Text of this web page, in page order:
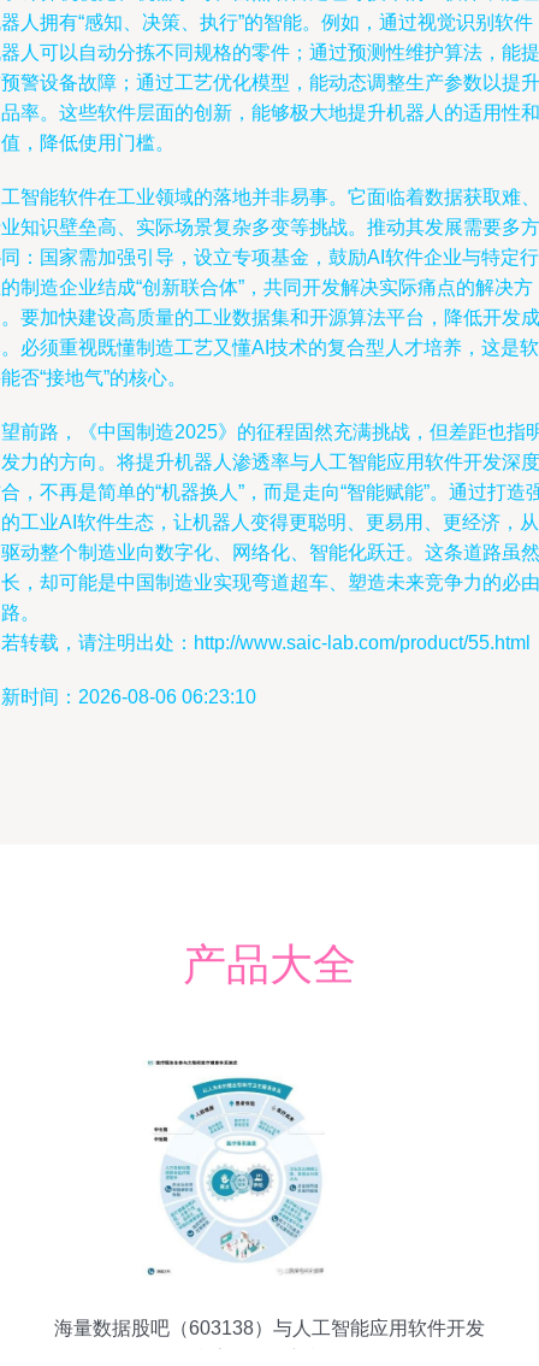
人拥有“感知、决策、执行”的智能。例如，通过视觉识别软件
人可以自动分拣不同规格的零件；通过预测性维护算法，能提
警设备故障；通过工艺优化模型，能动态调整生产参数以提升
率。这些软件层面的创新，能够极大地提升机器人的适用性和
，降低使用门槛。
智能软件在工业领域的落地并非易事。它面临着数据获取难、
知识壁垒高、实际场景复杂多变等挑战。推动其发展需要多方
：国家需加强引导，设立专项基金，鼓励AI软件企业与特定行
制造企业结成“创新联合体”，共同开发解决实际痛点的解决方
要加快建设高质量的工业数据集和开源算法平台，降低开发成
必须重视既懂制造工艺又懂AI技术的复合型人才培养，这是软
否“接地气”的核心。
前路，《中国制造2025》的征程固然充满挑战，但差距也指
力的方向。将提升机器人渗透率与人工智能应用软件开发深度
，不再是简单的“机器换人”，而是走向“智能赋能”。通过打造
工业AI软件生态，让机器人变得更聪明、更易用、更经济，从
动整个制造业向数字化、网络化、智能化跃迁。这条道路虽然
，却可能是中国制造业实现弯道超车、塑造未来竞争力的必由
。
转载，请注明出处：http://www.saic-lab.com/product/55.html
时间：2026-08-06 06:23:10
产品大全
海量数据股吧（603138）与人工智能应用软件开发